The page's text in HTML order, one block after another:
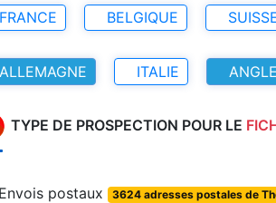
FRANCE BELGIQUE
ALLEMAGNE ITALIE
TYPE DE PROSPECTION POUR LE
Envois postaux 3624 adresses postales de